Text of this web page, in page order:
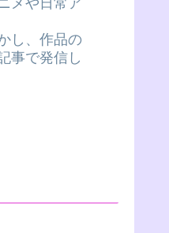
し、作品の
事で発信し